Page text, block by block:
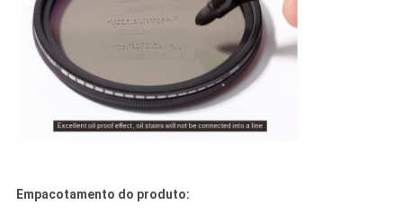
Empacotamento do produto: